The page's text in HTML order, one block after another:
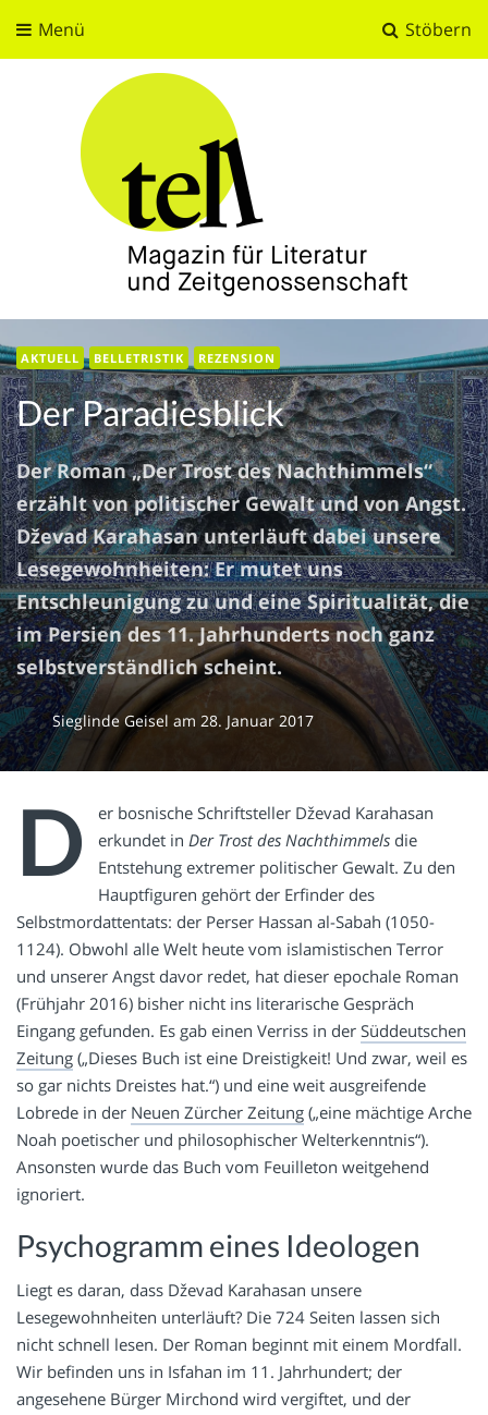
Stöbern
Menü
tell
Magazin für Literatur und Zeitgenossenschaft
AKTUELL BELLETRISTIK REZENSION
Der Paradiesblick
Der Roman „Der Trost des Nachthimmels“
erzählt von politischer Gewalt und von Angst.
Dževad Karahasan unterläuft dabei unsere
Lesegewohnheiten: Er mutet uns
Entschleunigung zu und eine Spiritualität, die
im Persien des 11. Jahrhunderts noch ganz
selbstverständlich scheint.
Sieglinde Geisel am 28. Januar 2017
D
er bosnische Schriftsteller Dževad Karahasan
erkundet in Der Trost des Nachthimmels die
Entstehung extremer politischer Gewalt. Zu den
Hauptfiguren gehört der Erfinder des
Selbstmordattentats: der Perser Hassan al-Sabah (1050-
1124). Obwohl alle Welt heute vom islamistischen Terror
und unserer Angst davor redet, hat dieser epochale Roman
(Frühjahr 2016) bisher nicht ins literarische Gespräch
Eingang gefunden. Es gab einen Verriss in der Süddeutschen
Zeitung („Dieses Buch ist eine Dreistigkeit! Und zwar, weil es
so gar nichts Dreistes hat.“) und eine weit ausgreifende
Lobrede in der Neuen Zürcher Zeitung („eine mächtige Arche
Noah poetischer und philosophischer Welterkenntnis“).
Ansonsten wurde das Buch vom Feuilleton weitgehend
ignoriert.
Psychogramm eines Ideologen
Liegt es daran, dass Dževad Karahasan unsere
Lesegewohnheiten unterläuft? Die 724 Seiten lassen sich
nicht schnell lesen. Der Roman beginnt mit einem Mordfall.
Wir befinden uns in Isfahan im 11. Jahrhundert; der
angesehene Bürger Mirchond wird vergiftet, und der